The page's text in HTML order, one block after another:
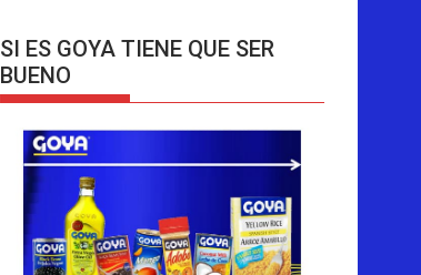
SI ES GOYA TIENE QUE SER
BUENO